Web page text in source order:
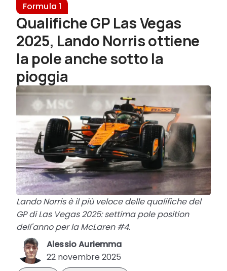
Formula 1
Qualifiche GP Las Vegas
2025, Lando Norris ottiene
la pole anche sotto la
pioggia
Lando Norris è il più veloce delle qualifiche del
GP di Las Vegas 2025: settima pole position
dell'anno per la McLaren #4.
Alessio Auriemma
22 novembre 2025